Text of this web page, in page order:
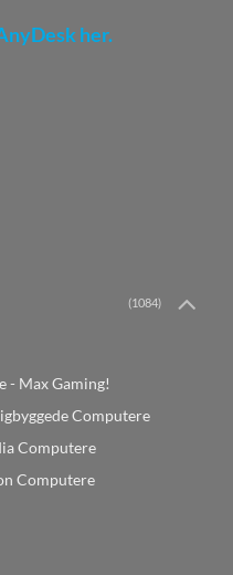
her.
(1084)
- Max Gaming!
Computere
Computere
Computere